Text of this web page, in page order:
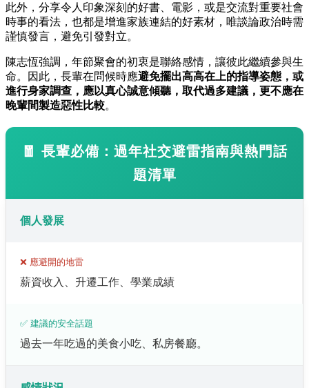
此外，分享令人印象深刻的好書、電影，或是交流對重要社會
時事的看法，也都是增進家族連結的好素材，唯談論政治時需
謹慎發言，避免引發對立。
陳志恆強調，年節聚會的初衷是聯絡感情，讓彼此繼續參與生
命。因此，長輩在問候時應避免擺出高高在上的指導姿態，或
進行身家調查，應以真心誠意傾聽，取代過多建議，更不應在
晚輩間製造惡性比較。
🧧 長輩必備：過年社交避雷指南與熱門話
題清單
個人發展
❌ 應避開的地雷
薪資收入、升遷工作、學業成績
✅ 建議的安全話題
過去一年吃過的美食小吃、私房餐廳。